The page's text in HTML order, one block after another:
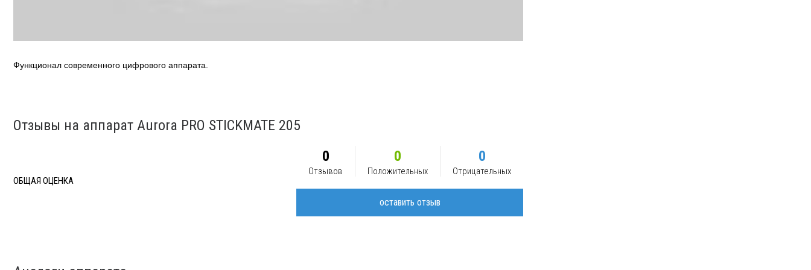
Функционал современного цифрового аппарата.
Отзывы на аппарат Aurora PRO STICKMATE 205
ОБЩАЯ ОЦЕНКА
0
Отзывов
0
Положительных
0
Отрицательных
оставить отзыв